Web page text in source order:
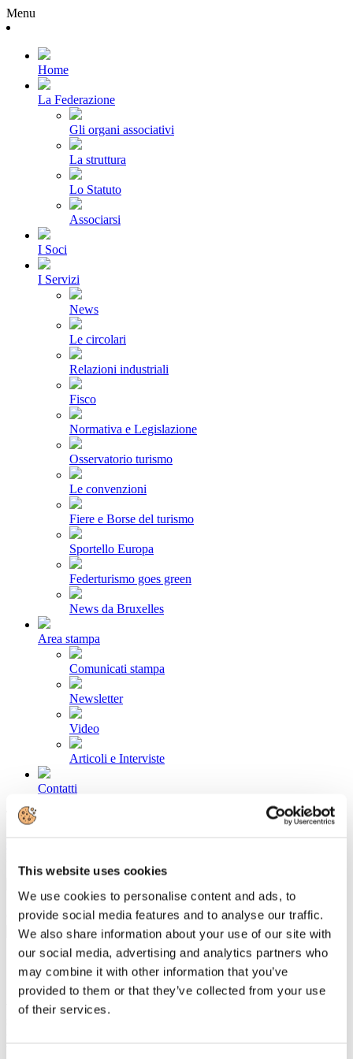
This website uses cookies
We use cookies to personalise content and ads, to
provide social media features and to analyse our traffic.
We also share information about your use of our site with
our social media, advertising and analytics partners who
may combine it with other information that you’ve
provided to them or that they’ve collected from your use
of their services.
Menu
Home
La Federazione
Gli organi associativi
La struttura
Lo Statuto
Associarsi
I Soci
I Servizi
News
Le circolari
Relazioni industriali
Fisco
Normativa e Legislazione
Osservatorio turismo
Le convenzioni
Fiere e Borse del turismo
Sportello Europa
Federturismo goes green
News da Bruxelles
Area stampa
Comunicati stampa
Newsletter
Video
Articoli e Interviste
Contatti
Tel. +39 320 57 80 986
Email segreteria@federturismo.it
Cerca...
A Olbia e-Port: il primo Forum annuale
sul futuro dei porti turistici del